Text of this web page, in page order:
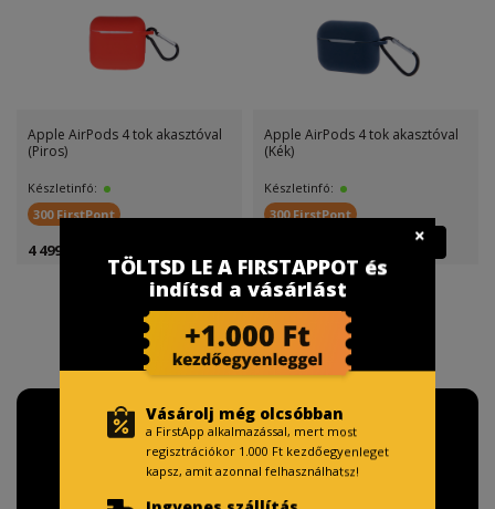
Apple AirPods 4 tok akasztóval
(Piros)
Készletinfó:
300 FirstPont
4 499 Ft
Apple AirPods 4 tok akasztóval
(Kék)
Készletinfó:
300 FirstPont
TÖLTSD LE A FIRSTAPPOT és
indítsd a vásárlást
Vásárolj még olcsóbban
a FirstApp alkalmazással, mert most
regisztrációkor 1.000 Ft kezdőegyenleget
kapsz, amit azonnal felhasználhatsz!